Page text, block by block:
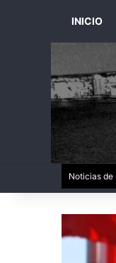
INICIO
Noticias de